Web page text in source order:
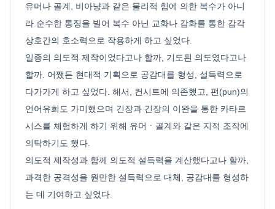
유머나 골계, 비아냥과 같은 물리적 힘에 의한 복수가 아니
라 순수한 통징을 빌어 복수 아닌 교화나 감화를 통한 감각
상호간의 호소력으로 작용하게 하고 싶었다.
일종의 의도적 제작이었다고나 할까, 기도된 의도였다고나
할까. 어쨌든 현대적 기획으로 공감대를 형성, 설득력으로
다가가게 하고 싶었다. 해서, 컨시트에 의존했고, 펀(pun)의
언어유희도 가미했으며 긴장과 긴장의 이완을 통한 카타르
시스를 체험하게 하기 위해 유머ㆍ골계와 같은 지적 조작에
의탁하기도 했다.
의도적 제작성과 함께 의도적 설득력을 계산했다고나 할까,
과격한 공격성을 원만한 설득력으로 대체, 공감대를 형성하
는 데 기여하고 싶었다.